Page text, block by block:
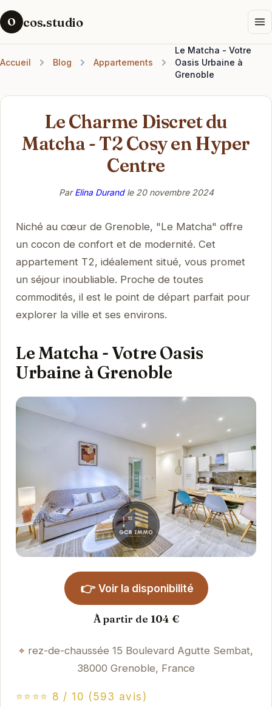
O cos.studio
Accueil Blog Appartements
Le Matcha - Votre
Oasis Urbaine à
Grenoble
Le Charme Discret du
Matcha - T2 Cosy en Hyper
Centre
ParElina Durandle 20 novembre 2024
Niché au cœur de Grenoble, "Le Matcha" offre
un cocon de confort et de modernité. Cet
appartement T2, idéalement situé, vous promet
un séjour inoubliable. Proche de toutes
commodités, il est le point de départ parfait pour
explorer la ville et ses environs.
Le Matcha - Votre Oasis
Urbaine à Grenoble
👉 Voir la disponibilité
À partir de 104 €
rez-de-chaussée 15 Boulevard Agutte Sembat,
38000 Grenoble, France
⭐⭐⭐⭐ 8 / 10 (593 avis)